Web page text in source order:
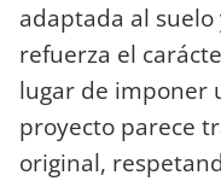
adaptada al
refuerza el
lugar de imponer
proyecto parece
original,